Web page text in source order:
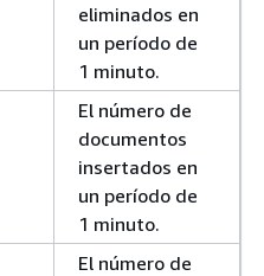
eliminados en
un período de
1 minuto.
El número de
documentos
insertados en
un período de
1 minuto.
El número de